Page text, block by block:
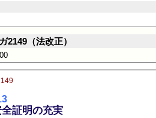
2149（法改正）